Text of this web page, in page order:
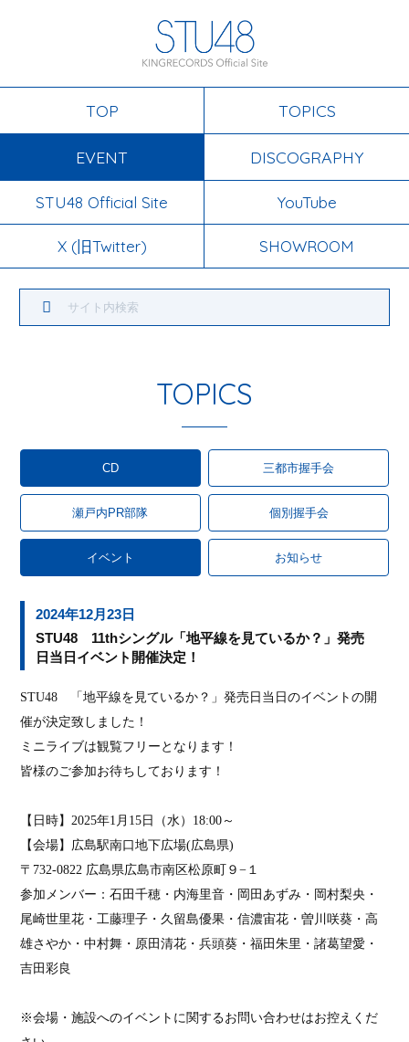
TOP TOPICS
EVENT DISCOGRAPHY
STU48 Official Site YouTube
X (旧Twitter) SHOWROOM
TOPICS
CD 三都市握手会
瀬戸内PR部隊 個別握手会
イベント お知らせ
2024年12月23日
STU48 11thシングル「地平線を見ているか？」発売
日当日イベント開催決定！
STU48 「地平線を見ているか？」発売日当日のイベントの開
催が決定致しました！
ミニライブは観覧フリーとなります！
皆様のご参加お待ちしております！
【日時】2025年1 月 15 日（水） 18:00 ～
【会場】広島駅南口地下広場(広島県)
〒 732-0822 広島県広島市南区松原町９− １
参加メンバー：石田千穂・内海里音・岡田あずみ・岡村梨央・
尾崎世里花・工藤理子・久留島優果・信濃宙花・曽川咲葵・高
雄さやか・中村舞・原田清花・兵頭葵・福田朱里・諸葛望愛・
吉田彩良
※会場・施設へのイベントに関するお問い合わせはお控えくだ